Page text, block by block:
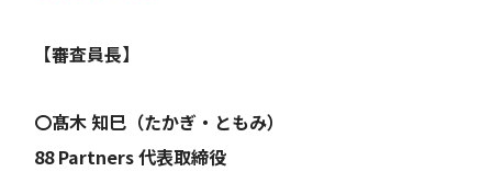
【審査員長】
〇髙木 知巳（たかぎ・ともみ）
88 Partners 代表取締役